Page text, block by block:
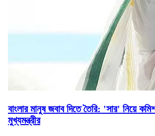
বাংলার মানুষ জবাব দিতে তৈরি: 'সার' নিয়ে
মুখ্যমন্ত্রীর